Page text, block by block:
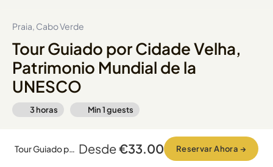
Praia, Cabo Verde
Tour Guiado por Cidade Velha,
Patrimonio Mundial de la
UNESCO
3 horas Min1guests
Tour Guiado por Cidade Velha, Patrimonio Mundial de la UNESCO Desde€33.00 Reservar Ahora →